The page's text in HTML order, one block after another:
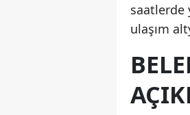
saatlerde
ulaşım